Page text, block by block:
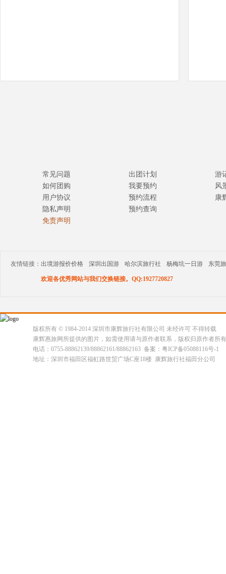
常见问题
如何团购
用户协议
隐私声明
免责声明
出团计划
我要预约
预约流程
预约查询
游
风
康
友情链接： 出境游报价价格 深圳出国游 哈尔滨旅行社 杨梅坑一日游 东莞
欢迎各优秀网站与我们交换链接。QQ:1927720827
版权所有 © 1984-2014 深圳市康辉旅行社有限公司 未经许可 不得转载
康辉惠旅网所提供的图片，如需使用请与原作者联系，版权归原作者所
电话：0755-88862139/88862161/88862163 备案：粤ICP备05088116号-1
地址：深圳市福田区福虹路世贸广场C座18楼 康辉旅行社福田分公司